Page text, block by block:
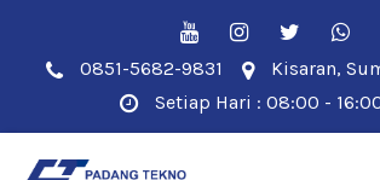
0851-5682-9831
Kisaran,
Setiap Hari : 08:00 -